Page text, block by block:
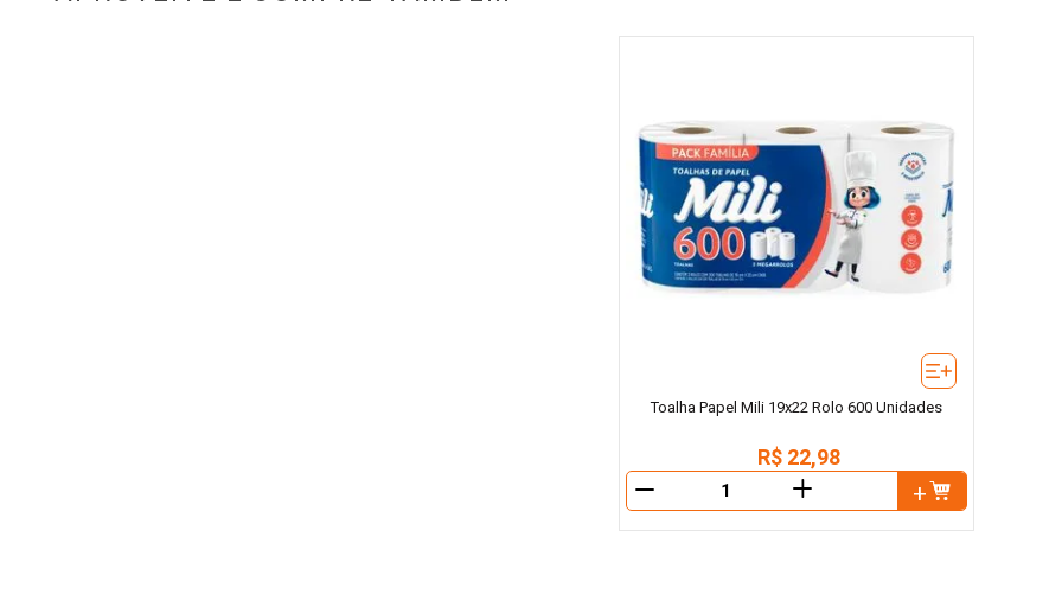
Toalha Papel Mili 19x22 Rolo 600 Unidades
R$ 22,98
＋